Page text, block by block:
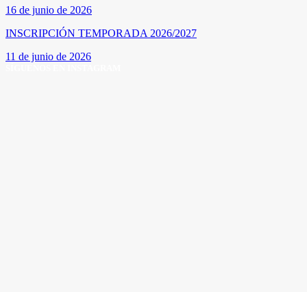
16 de junio de 2026
INSCRIPCIÓN TEMPORADA 2026/2027
11 de junio de 2026